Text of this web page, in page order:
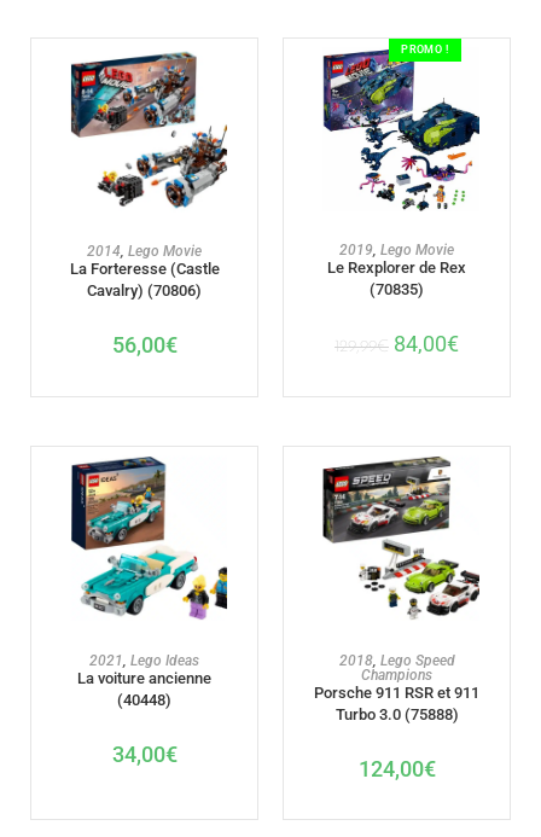
AJOUTER AU PANIER
2014, Lego Movie
La Forteresse (Castle
Cavalry) (70806)
56,00€
PROMO !
AJOUTER AU PANIER
2019, Lego Movie
Le Rexplorer de Rex
(70835)
129,99€ 84,00€
AJOUTER AU PANIER
2021, Lego Ideas
La voiture ancienne
(40448)
34,00€
AJOUTER AU PANIER
2018, Lego Speed
Champions
Porsche 911 RSR et 911
Turbo 3.0 (75888)
124,00€